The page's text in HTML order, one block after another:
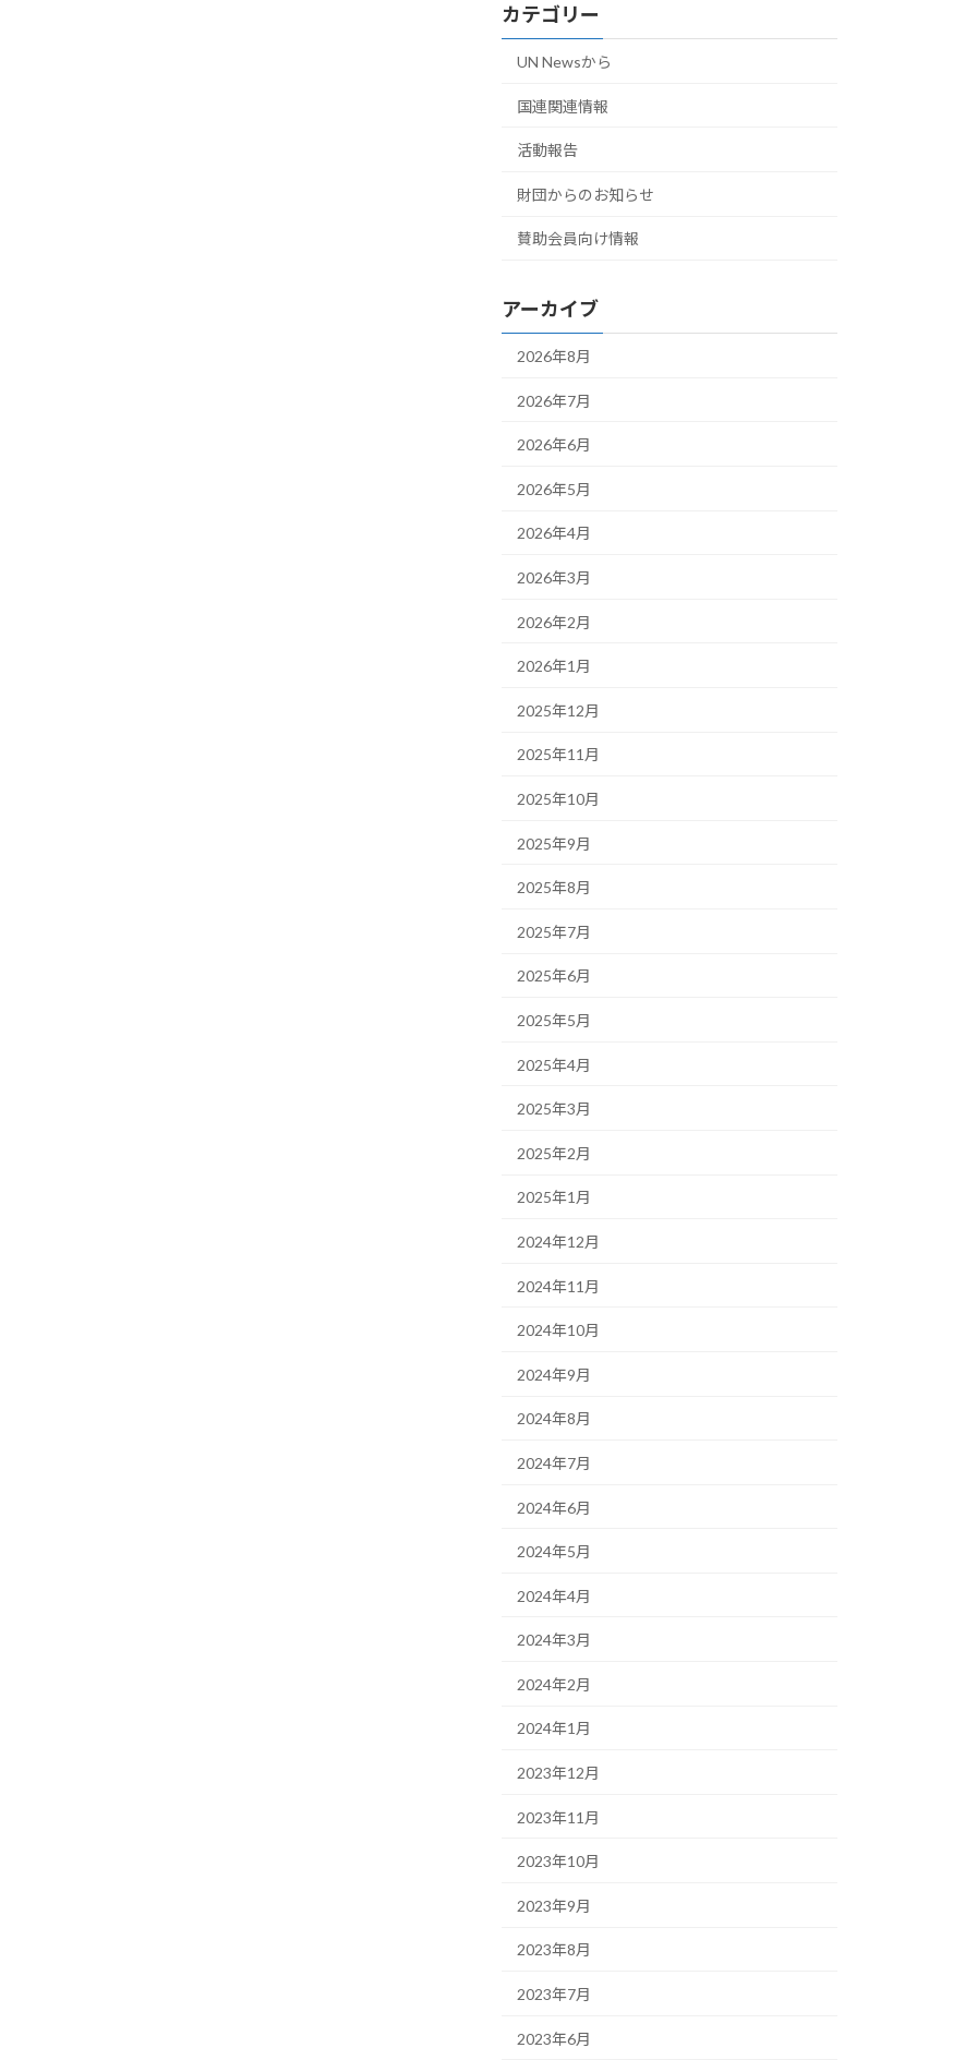
カテゴリー
UN Newsから
国連関連情報
活動報告
財団からのお知らせ
賛助会員向け情報
アーカイブ
2026年8月
2026年7月
2026年6月
2026年5月
2026年4月
2026年3月
2026年2月
2026年1月
2025年12月
2025年11月
2025年10月
2025年9月
2025年8月
2025年7月
2025年6月
2025年5月
2025年4月
2025年3月
2025年2月
2025年1月
2024年12月
2024年11月
2024年10月
2024年9月
2024年8月
2024年7月
2024年6月
2024年5月
2024年4月
2024年3月
2024年2月
2024年1月
2023年12月
2023年11月
2023年10月
2023年9月
2023年8月
2023年7月
2023年6月